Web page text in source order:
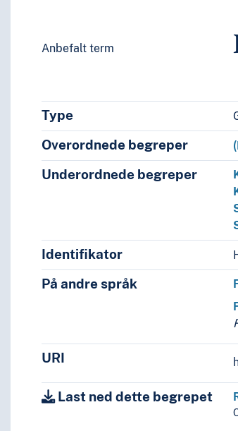
Anbefalt term
Type
Overordnede begreper
Underordnede begreper
Identifikator
På andre språk
URI
Last ned dette begrepet